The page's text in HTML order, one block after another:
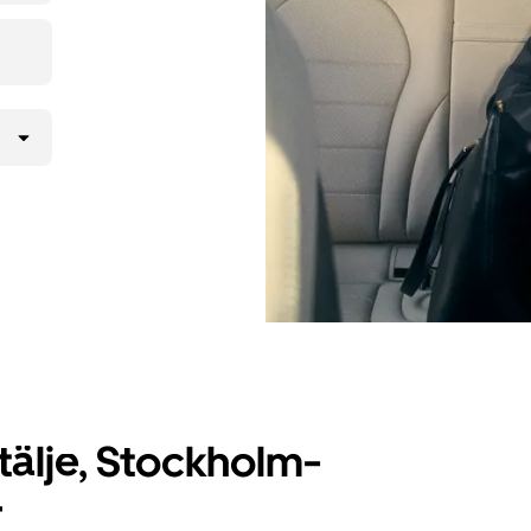
Stockholm-